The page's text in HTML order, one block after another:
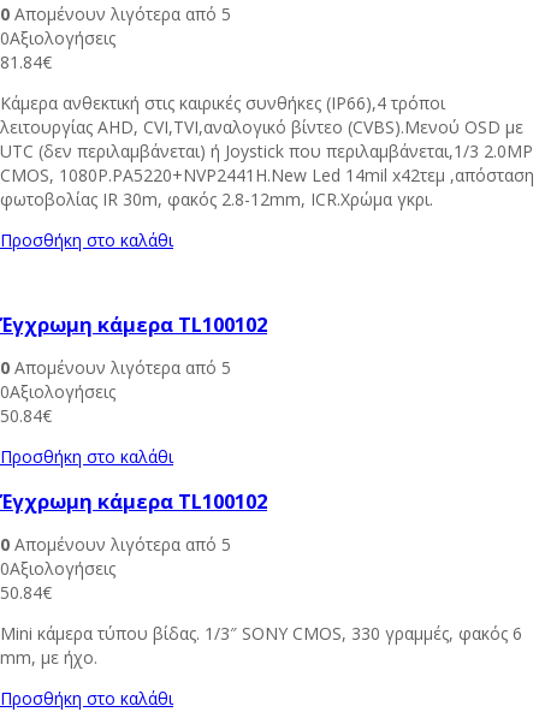
0 Απομένουν λιγότερα από 5
0Αξιολογήσεις
81.84€
Κάμερα ανθεκτική στις καιρικές συνθήκες (IP66),4 τρόποι
λειτουργίας AHD, CVI,TVI,αναλογικό βίντεο (CVBS).Μενού OSD με
UTC (δεν περιλαμβάνεται) ή Joystick που περιλαμβάνεται,1/3 2.0MP
CMOS, 1080P.PA5220+NVP2441H.New Led 14mil x42τεμ ,απόσταση
φωτοβολίας IR 30m, φακός 2.8-12mm, ICR.Χρώμα γκρι.
Προσθήκη στο καλάθι
Έγχρωμη κάμερα TL100102
0 Απομένουν λιγότερα από 5
0Αξιολογήσεις
50.84€
Προσθήκη στο καλάθι
Έγχρωμη κάμερα TL100102
0 Απομένουν λιγότερα από 5
0Αξιολογήσεις
50.84€
Mini κάμερα τύπου βίδας. 1/3″ SONY CMOS, 330 γραμμές, φακός 6
mm, με ήχο.
Προσθήκη στο καλάθι